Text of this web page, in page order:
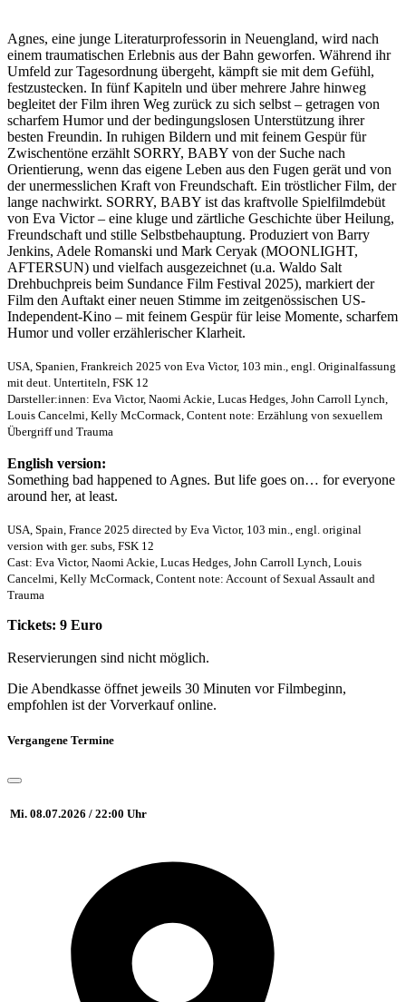
Agnes, eine junge Literaturprofessorin in Neuengland, wird nach
einem traumatischen Erlebnis aus der Bahn geworfen. Während ihr
Umfeld zur Tagesordnung übergeht, kämpft sie mit dem Gefühl,
festzustecken. In fünf Kapiteln und über mehrere Jahre hinweg
begleitet der Film ihren Weg zurück zu sich selbst – getragen von
scharfem Humor und der bedingungslosen Unterstützung ihrer
besten Freundin. In ruhigen Bildern und mit feinem Gespür für
Zwischentöne erzählt SORRY, BABY von der Suche nach
Orientierung, wenn das eigene Leben aus den Fugen gerät und von
der unermesslichen Kraft von Freundschaft. Ein tröstlicher Film, der
lange nachwirkt. SORRY, BABY ist das kraftvolle Spielfilmdebüt
von Eva Victor – eine kluge und zärtliche Geschichte über Heilung,
Freundschaft und stille Selbstbehauptung. Produziert von Barry
Jenkins, Adele Romanski und Mark Ceryak (MOONLIGHT,
AFTERSUN) und vielfach ausgezeichnet (u.a. Waldo Salt
Drehbuchpreis beim Sundance Film Festival 2025), markiert der
Film den Auftakt einer neuen Stimme im zeitgenössischen US-
Independent-Kino – mit feinem Gespür für leise Momente, scharfem
Humor und voller erzählerischer Klarheit.
USA, Spanien, Frankreich 2025 von Eva Victor, 103 min., engl. Originalfassung
mit deut. Untertiteln, FSK 12
Darsteller:innen: Eva Victor, Naomi Ackie, Lucas Hedges, John Carroll Lynch,
Louis Cancelmi, Kelly McCormack, Content note: Erzählung von sexuellem
Übergriff und Trauma
English version:
Something bad happened to Agnes. But life goes on… for everyone
around her, at least.
USA, Spain, France 2025 directed by Eva Victor, 103 min., engl. original
version with ger. subs, FSK 12
Cast: Eva Victor, Naomi Ackie, Lucas Hedges, John Carroll Lynch, Louis
Cancelmi, Kelly McCormack, Content note: Account of Sexual Assault and
Trauma
Tickets: 9 Euro
Reservierungen sind nicht möglich.
Die Abendkasse öffnet jeweils 30 Minuten vor Filmbeginn,
empfohlen ist der Vorverkauf online.
Vergangene Termine
Mi. 08.07.2026 / 22:00 Uhr